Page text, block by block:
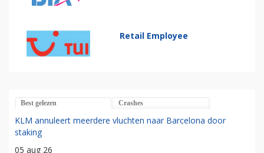
Retail Employee
Best gelezen Crashes
KLM annuleert meerdere vluchten naar Barcelona door
staking
05 aug 26